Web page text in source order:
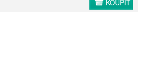
KOUPIT